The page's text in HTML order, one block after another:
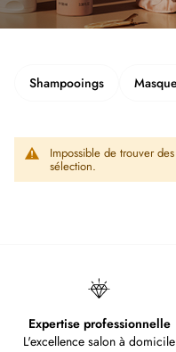
Shampooings
Impossible de trouver
sélection.
Expertise professionnelle
L'excellence salon à domicile